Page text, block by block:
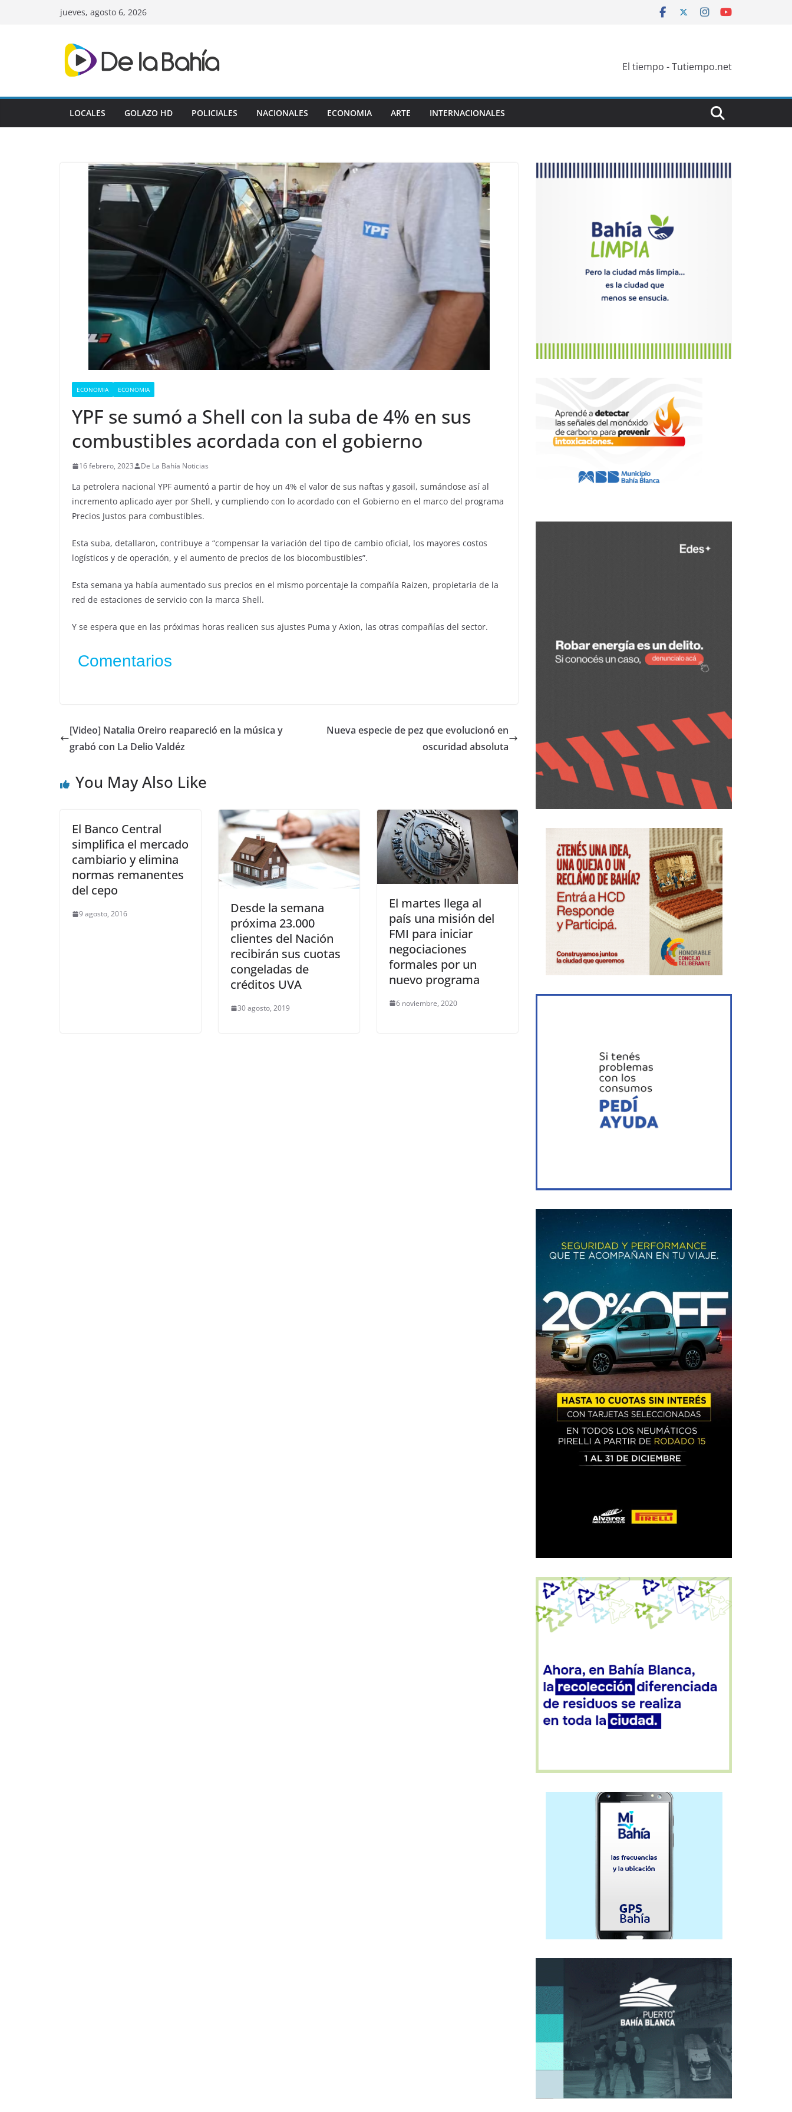
jueves, agosto 6, 2026
El tiempo - Tutiempo.net
LOCALES GOLAZO HD POLICIALES NACIONALES ECONOMIA ARTE INTERNACIONALES
ECONOMIA ECONOMIA
YPF se sumó a Shell con la suba de 4% en sus
combustibles acordada con el gobierno
16 febrero, 2023 De La Bahía Noticias
La petrolera nacional YPF aumentó a partir de hoy un 4% el valor de sus naftas y gasoil, sumándose así al
incremento aplicado ayer por Shell, y cumpliendo con lo acordado con el Gobierno en el marco del programa
Precios Justos para combustibles.
Esta suba, detallaron, contribuye a “compensar la variación del tipo de cambio oficial, los mayores costos
logísticos y de operación, y el aumento de precios de los biocombustibles”.
Esta semana ya había aumentado sus precios en el mismo porcentaje la compañía Raizen, propietaria de la
red de estaciones de servicio con la marca Shell.
Y se espera que en las próximas horas realicen sus ajustes Puma y Axion, las otras compañías del sector.
Comentarios
[Video] Natalia Oreiro reapareció en la música y
grabó con La Delio Valdéz
Nueva especie de pez que evolucionó en
oscuridad absoluta
You May Also Like
El Banco Central
simplifica el mercado
cambiario y elimina
normas remanentes
del cepo
9 agosto, 2016
Desde la semana
próxima 23.000
clientes del Nación
recibirán sus cuotas
congeladas de
créditos UVA
30 agosto, 2019
El martes llega al
país una misión del
FMI para iniciar
negociaciones
formales por un
nuevo programa
6 noviembre, 2020